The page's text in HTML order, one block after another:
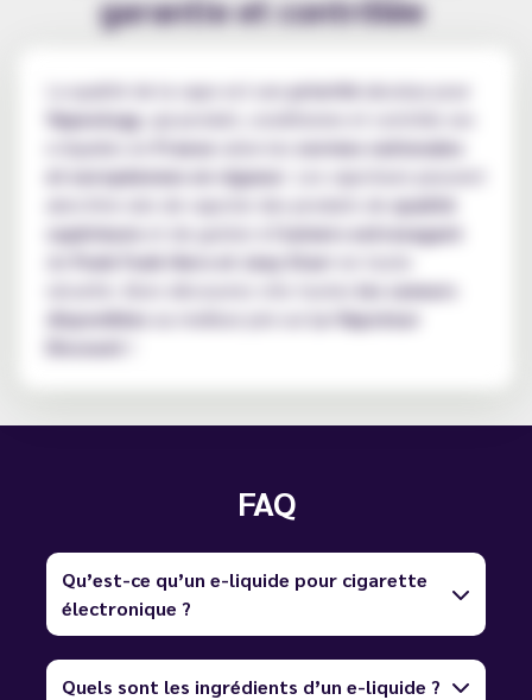
La qualité de la vape est uneprioritéabsolue pour
Vapeology
France
normes nationales
et européennes en vigueur
ainsi être sûrs de vapoter des produits de
qualité
supérieure
l'univers extravagant
Punk Funk Hero et Joey Starr
les saveurs
disponibles
Le Vapoteur
Discount
FAQ
Qu’est-ce qu’un e-liquide pour cigarette
électronique ?
Quels sont les ingrédients d’un e-liquide ?